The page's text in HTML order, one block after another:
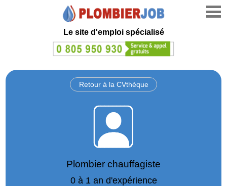
Le site d'emploi spécialisé
Retour à la CVthèque
Plombier chauffagiste
0 à 1 an d'expérience